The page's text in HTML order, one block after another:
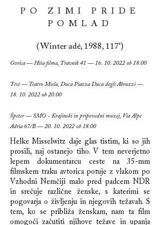
PO ZIMI PRIDE
POMLAD
(Winter adé, 1988, 117')
Gorica — Hiša filma, Travnik 41 —16. 10. 2022 ob 18.00
Trst — Teatro Miela, Duca Piazza Duca degli Abruzzi —
18. 10. 2022 ob 20.00
Špeter — SMO - Krajinski in pripovedni muzej, Via Alpe
Adria 67/B —20. 10. 2022 ob 18.00
Helke Misselwitz daje glas tistim, ki so jih
prosili, naj ostanejo tiho. V tem neverjetno
lepem dokumentarcu ceste na 35-mm
filmskem traku avtorica potuje z vlakom po
Vzhodni Nemčiji malo pred padcem NDR
in srečuje različne ženske, s katerimi se
pogovarja o življenju in njegovih težavah. S
tem, ko se približa ženskam, nam ta film
omogoči začutiti njihove težave in upanja